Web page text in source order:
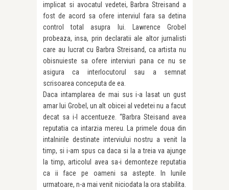
implicat si avocatul vedetei, Barbra Streisand a
fost de acord sa ofere interviul fara sa detina
control total asupra lui. Lawrence Grobel
probeaza, insa, prin declaratii ale altor jurnalisti
care au lucrat cu Barbra Streisand, ca artista nu
obisnuieste sa ofere interviuri pana ce nu se
asigura ca interlocutorul sau a semnat
scrisoarea conceputa de ea.
Daca intamplarea de mai sus i-a lasat un gust
amar lui Grobel, un alt obicei al vedetei nu a facut
decat sa i-l accentueze. “Barbra Steisand avea
reputatia ca intarzia mereu. La primele doua din
intalnirile destinate interviului nostru a venit la
timp, si i-am spus ca daca si la a treia va ajunge
la timp, articolul avea sa-i demonteze reputatia
ca ii face pe oameni sa astepte. In lunile
urmatoare, n-a mai venit niciodata la ora stabilita.